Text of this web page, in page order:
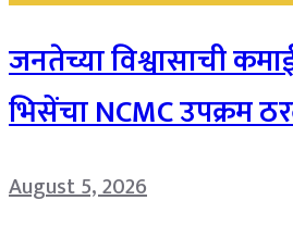
जनतेच्या विश्वासाची
भिसेंचा NCMC उपक्रम
August 5, 2026